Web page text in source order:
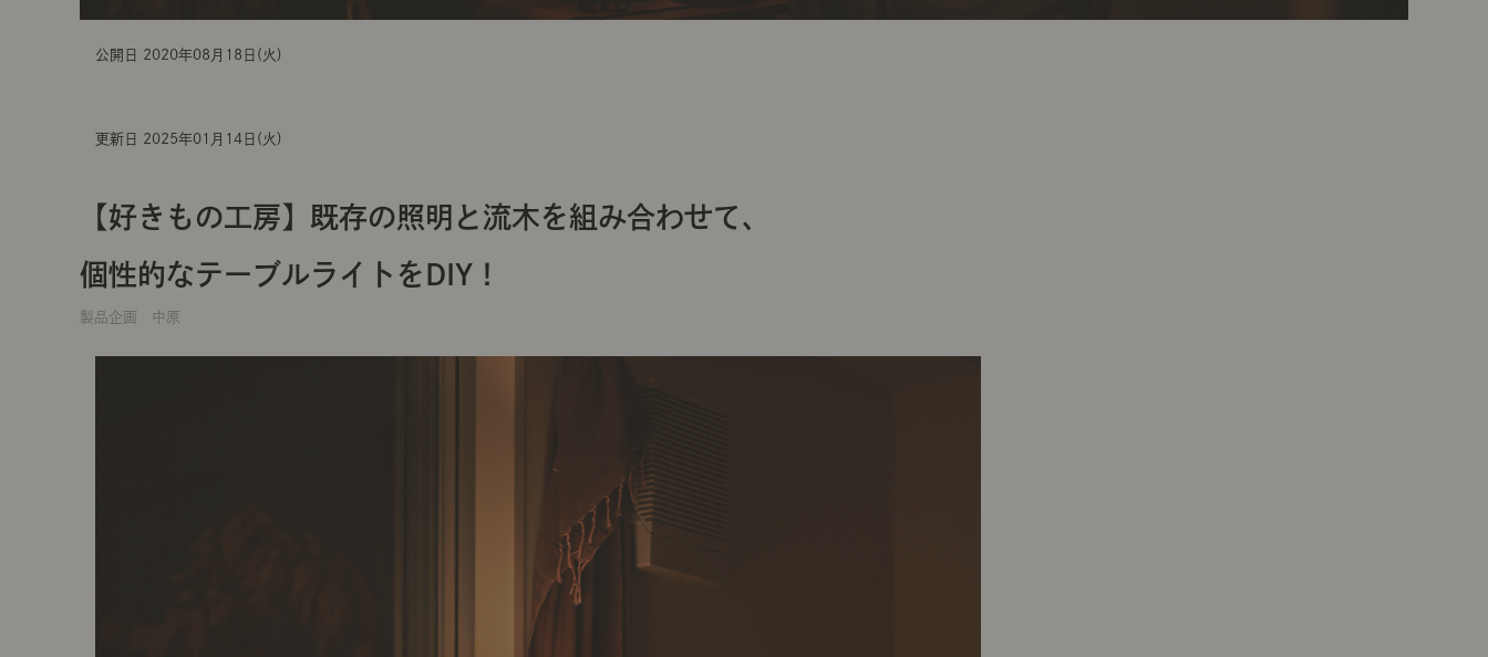
公開日 2020年08月18日(火)
更新日 2025年01月14日(火)
【好きもの工房】既存の照明と流木を組み合わせて、
個性的なテーブルライトをDIY！
製品企画 中原